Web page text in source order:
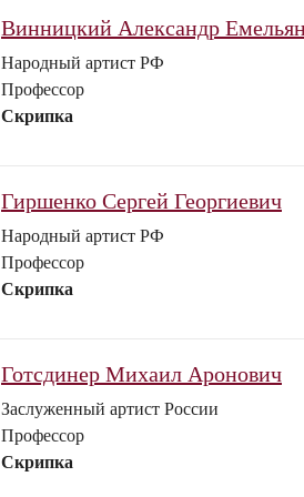
Винницкий Александр
Народный артист РФ
Профессор
Скрипка
Гиршенко Сергей Георгиевич
Народный артист РФ
Профессор
Скрипка
Готсдинер Михаил Аронович
Заслуженный артист России
Профессор
Скрипка